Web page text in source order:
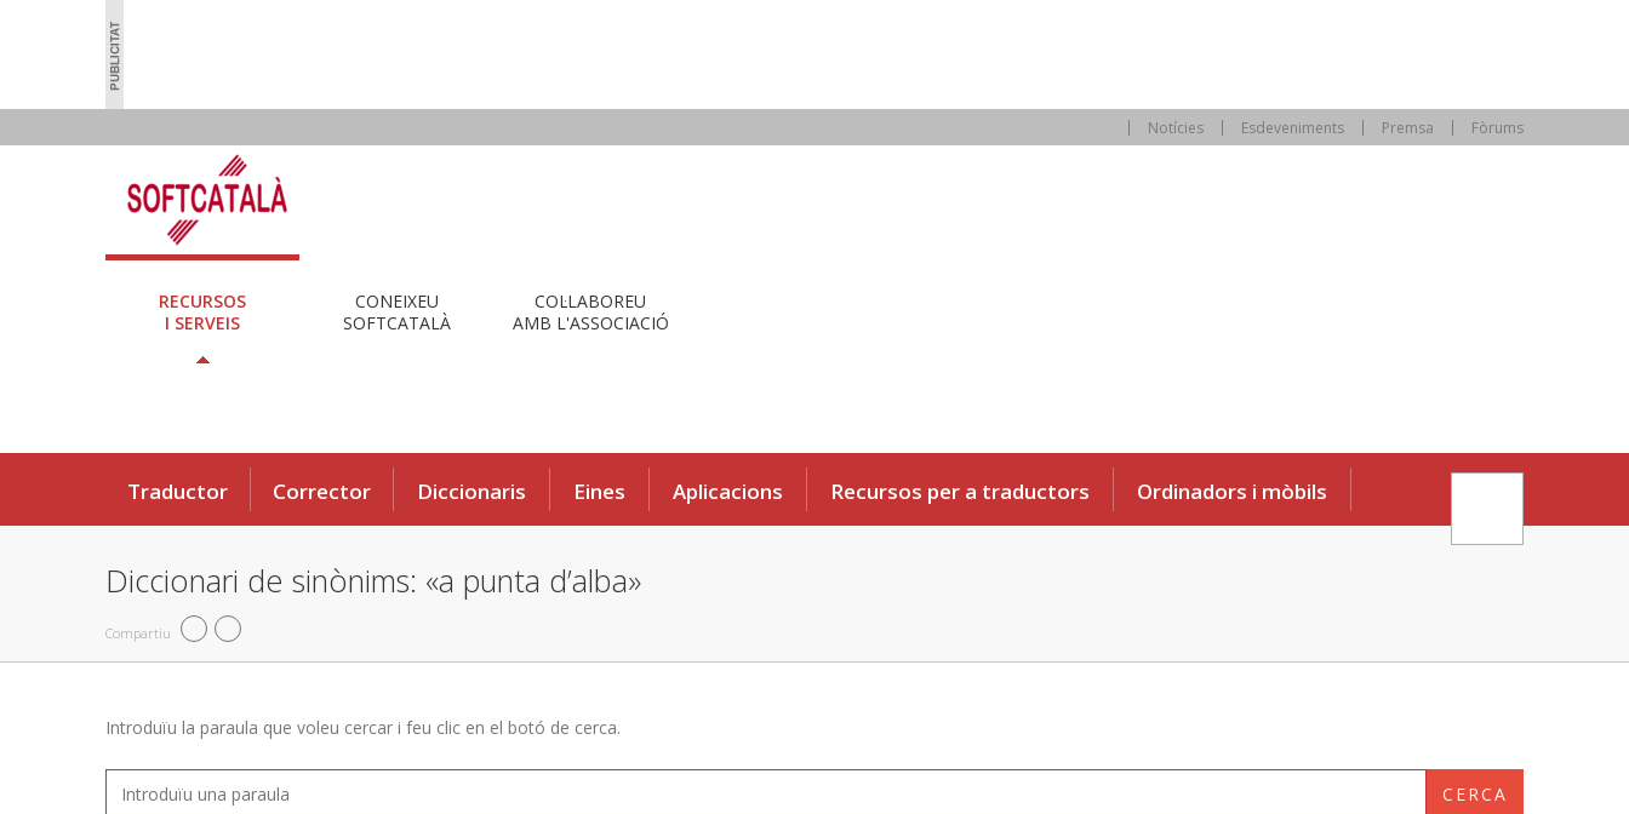
Notícies Esdeveniments Premsa Fòrums
RECURSOS
I SERVEIS
CONEIXEU
SOFTCATALÀ
COL·LABOREU
AMB L'ASSOCIACIÓ
Traductor Corrector Diccionaris Eines Aplicacions Recursos per a traductors Ordinadors i mòbils
Diccionari de sinònims: «a punta d’alba»
Compartiu
Introduïu la paraula que voleu cercar i feu clic en el botó de cerca.
CERCA